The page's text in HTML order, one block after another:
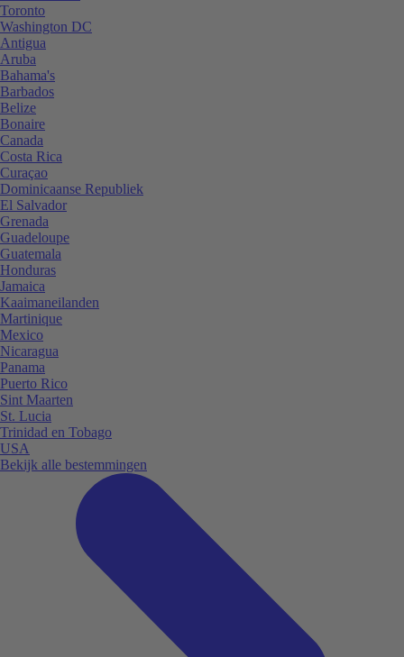
Toronto
Washington DC
Antigua
Aruba
Bahama's
Barbados
Belize
Bonaire
Canada
Costa Rica
Curaçao
Dominicaanse Republiek
El Salvador
Grenada
Guadeloupe
Guatemala
Honduras
Jamaica
Kaaimaneilanden
Martinique
Mexico
Nicaragua
Panama
Puerto Rico
Sint Maarten
St. Lucia
Trinidad en Tobago
USA
Bekijk alle bestemmingen